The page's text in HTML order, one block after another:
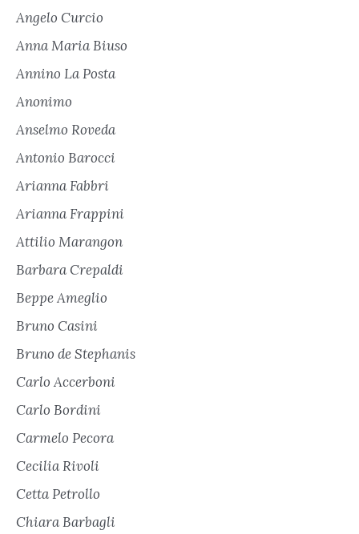
Angelo Curcio
Anna Maria Biuso
Annino La Posta
Anonimo
Anselmo Roveda
Antonio Barocci
Arianna Fabbri
Arianna Frappini
Attilio Marangon
Barbara Crepaldi
Beppe Ameglio
Bruno Casini
Bruno de Stephanis
Carlo Accerboni
Carlo Bordini
Carmelo Pecora
Cecilia Rivoli
Cetta Petrollo
Chiara Barbagli